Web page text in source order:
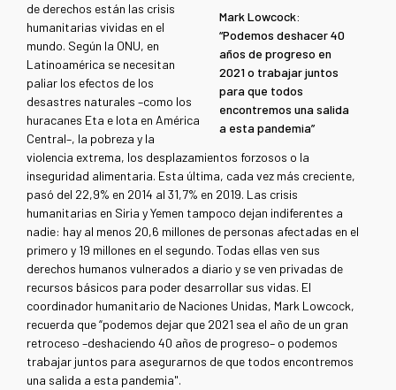
Mark Lowcock:
“Podemos deshacer 40
años de progreso en
2021 o trabajar juntos
para que todos
encontremos una salida
a esta pandemia”
de derechos están las crisis
humanitarias vividas en el
mundo. Según la ONU, en
Latinoamérica se necesitan
paliar los efectos de los
desastres naturales –como los
huracanes Eta e Iota en América
Central–, la pobreza y la
violencia extrema, los desplazamientos forzosos o la
inseguridad alimentaria. Esta última, cada vez más creciente,
pasó del 22,9% en 2014 al 31,7% en 2019. Las crisis
humanitarias en Siria y Yemen tampoco dejan indiferentes a
nadie: hay al menos 20,6 millones de personas afectadas en el
primero y 19 millones en el segundo. Todas ellas ven sus
derechos humanos vulnerados a diario y se ven privadas de
recursos básicos para poder desarrollar sus vidas. El
coordinador humanitario de Naciones Unidas, Mark Lowcock,
recuerda que “podemos dejar que 2021 sea el año de un gran
retroceso –deshaciendo 40 años de progreso– o podemos
trabajar juntos para asegurarnos de que todos encontremos
una salida a esta pandemia".